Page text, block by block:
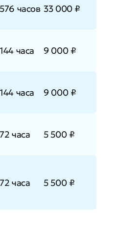
576 часов 33 000 ₽
144 часа 9 000 ₽
144 часа 9 000 ₽
72 часа 5 500 ₽
72 часа 5 500 ₽